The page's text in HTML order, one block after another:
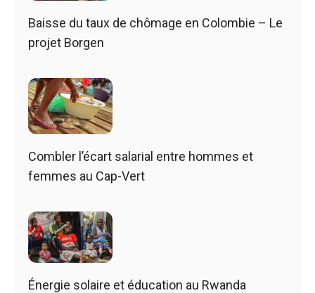
Baisse du taux de chômage en Colombie – Le
projet Borgen
Combler l’écart salarial entre hommes et
femmes au Cap-Vert
Énergie solaire et éducation au Rwanda